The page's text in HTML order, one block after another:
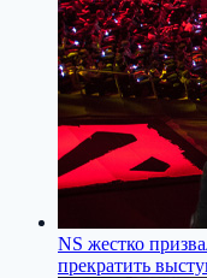
NS жеcтко
прекратить